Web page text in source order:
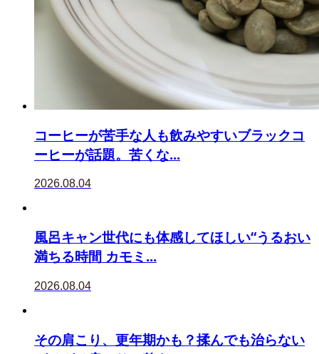
コーヒーが苦手な人も飲みやすいブラックコ
ーヒーが話題。苦くな...
2026.08.04
風呂キャン世代にも体感してほしい“うるおい
満ちる時間 カモミ...
2026.08.04
その肩こり、更年期かも？揉んでも治らない